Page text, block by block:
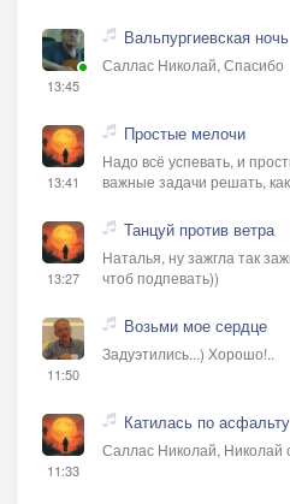
13:45
Вальпургиевская ночь
Саллас Николай, Спасибо
13:41
Простые мелочи
Надо всё успевать, и
важные задачи решать,
13:27
Танцуй против ветра
Наталья, ну зажгла так
чтоб подпевать))
11:50
Возьми мое сердце
Задуэтились...) Хорошо!..
11:33
Катилась по асфальту
Саллас Николай, Николай